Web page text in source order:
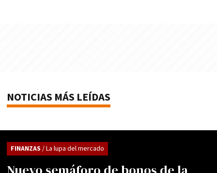
NOTICIAS MÁS LEÍDAS
FINANZAS / La lupa del mercado